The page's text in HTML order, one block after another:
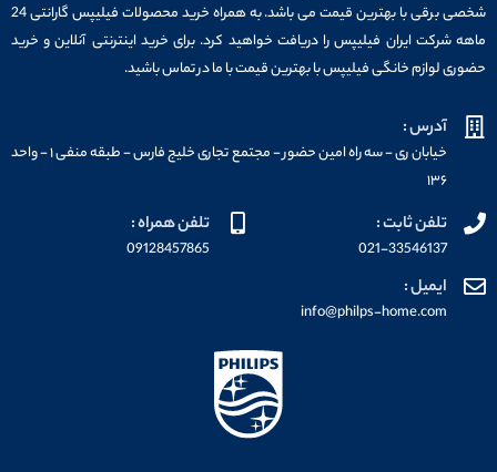
شخصی برقی با بهترین قیمت می باشد. به همراه خرید محصولات فیلیپس گارانتی 24
ماهه شرکت ایران فیلیپس را دریافت خواهید کرد. برای خرید اینترنتی آنلاین و خرید
حضوری لوازم خانگی فیلیپس با بهترین قیمت با ما در تماس باشید.
آدرس :
خیابان ری - سه راه امین حضور - مجتمع تجاری خلیج فارس - طبقه منفی ۱ - واحد
۱۳۶
تلفن ثابت :
021-33546137
تلفن همراه :
09128457865
ایمیل :
info@philps-home.com